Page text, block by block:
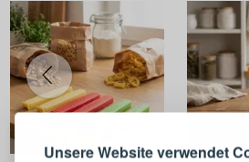
Unsere Website verwendet
ANMELDEN
Melden Sie sich